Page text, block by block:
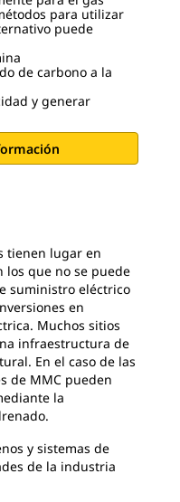
para utilizar
puede
de carbono a la
y generar
tienen lugar en
los que no se puede
suministro eléctrico
en
Muchos sitios
infraestructura de
En el caso de las
de MMC pueden
la
y sistemas de
de la industria